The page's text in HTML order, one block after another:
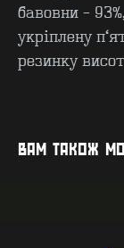
бавовни –
укріплену
резинку
ВАМ ТАКОЖ
ГУРТ - B2B